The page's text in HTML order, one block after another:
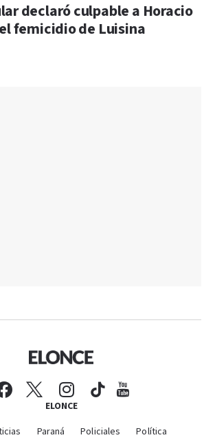
declaró culpable a Horacio
femicidio de Luisina
ELONCE
Paraná Policiales Política